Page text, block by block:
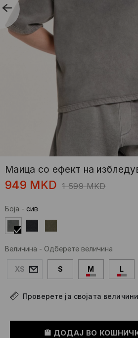
Маица со ефект на
949 MKD 1 599 MKD
Боја - сив
Величина - Одберете величина
XS S M L
Проверете ја својата величини
ДОДАЈ ВО